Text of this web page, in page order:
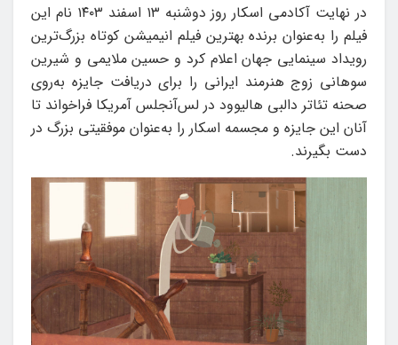
در نهایت آکادمی اسکار روز دوشنبه ۱۳ اسفند ۱۴۰۳ نام این
فیلم را به‌عنوان برنده بهترین فیلم انیمیشن کوتاه بزرگ‌ترین
رویداد سینمایی جهان اعلام کرد و حسین ملایمی و شیرین
سوهانی زوج هنرمند ایرانی را برای دریافت جایزه به‌روی
صحنه تئاتر دالبی هالیوود در لس‌آنجلس آمریکا فراخواند تا
آنان این جایزه و مجسمه اسکار را به‌عنوان موفقیتی بزرگ در
دست بگیرند.